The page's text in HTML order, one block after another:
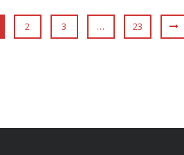
2 3 … 23